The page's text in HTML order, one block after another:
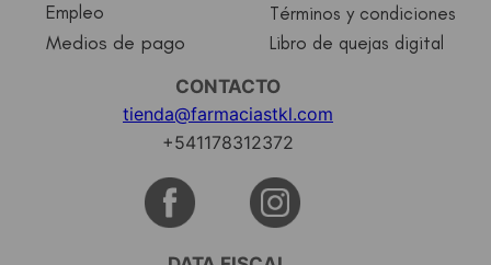
Empleo
Medios de pago
Términos y condiciones
Libro de quejas digital
CONTACTO
tienda@farmaciastkl.com
+541178312372